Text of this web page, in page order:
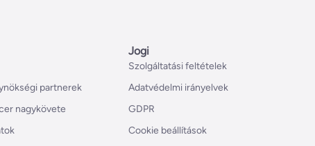
partnerek
nagykövete
Jogi
Szolgáltatási feltételek
Adatvédelmi irányelvek
GDPR
Cookie beállítások